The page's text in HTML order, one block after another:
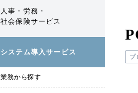
人事・労務・
社会保険サービス
システム導入サービス
業務から探す
プ